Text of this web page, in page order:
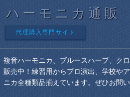
ハーモニカ通販
代理購入専門サイト
複音ハーモニカ、ブルースハープ、ク
販売中！練習用からプロ演出、学校や
ニカ全種類品揃えています。ぜひお問